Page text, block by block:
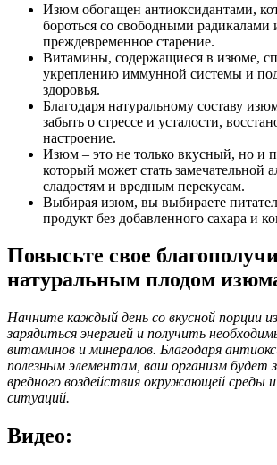
Изюм обогащен антиоксидантами,
бороться со свободными
преждевременное старение.
Витамины, содержащиеся в изюме,
укреплению иммунной системы и
здоровья.
Благодаря натуральному составу
забыть о стрессе и усталости,
настроение.
Изюм – это не только вкусный, но и
который может стать замечательной
сладостям и вредным перекусам.
Выбирая изюм, вы выбираете
продукт без добавленного сахара и
Повысьте свое
натуральным плодом
Начните каждый день со вкусной порции
зарядиться энергией и получить
витаминов и минералов. Благодаря
полезным элементам, ваш организм будет
вредного воздействия окружающей среды
ситуаций.
Видео: